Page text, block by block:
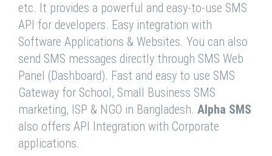
etc. It provides a powerful and easy-to-use SMS
API for developers. Easy integration with
Software Applications & Websites. You can also
send SMS messages directly through SMS Web
Panel (Dashboard). Fast and easy to use SMS
Gateway for School, Small Business SMS
marketing, ISP & NGO in Bangladesh. Alpha SMS
also offers API Integration with Corporate
applications.